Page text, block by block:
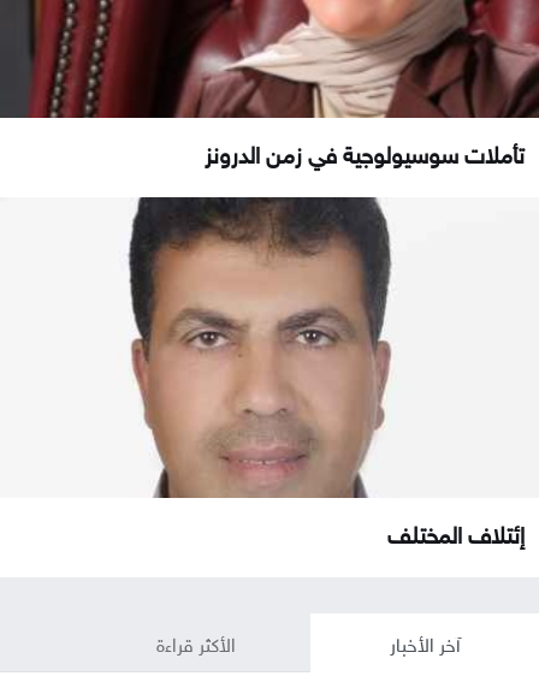
تأملات سوسيولوجية في زمن الدرونز
إئتلاف المختلف
آخر الأخبار الأكثر قراءة